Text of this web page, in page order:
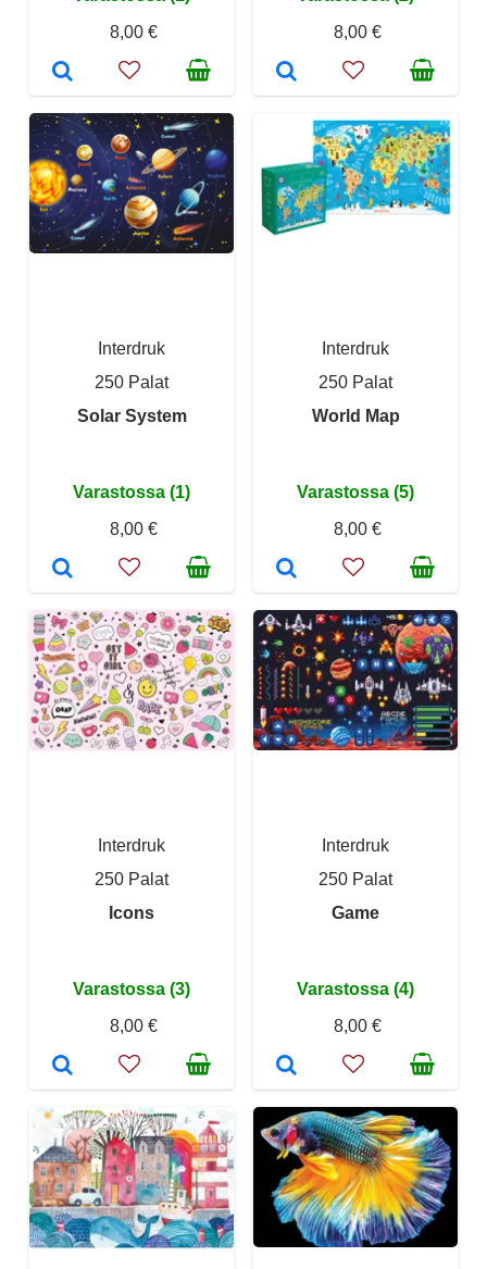
8,00 €
8,00 €
Interdruk
250 Palat
Solar System
Varastossa (1)
8,00 €
Interdruk
250 Palat
World Map
Varastossa (5)
8,00 €
Interdruk
250 Palat
Icons
Varastossa (3)
8,00 €
Interdruk
250 Palat
Game
Varastossa (4)
8,00 €